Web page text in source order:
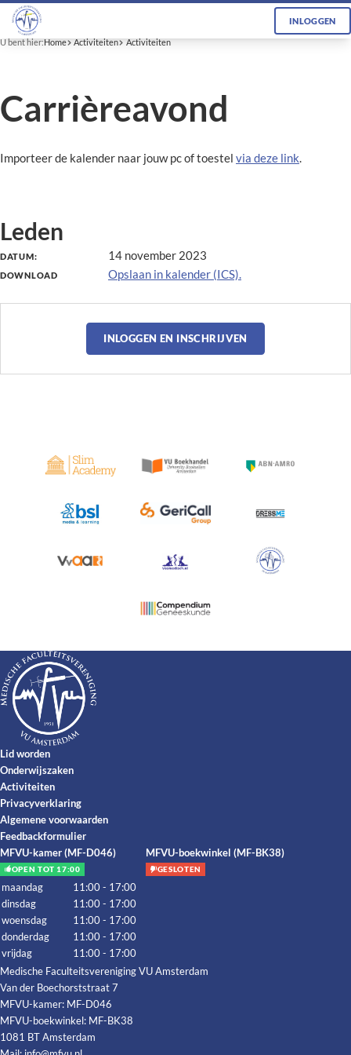
INLOGGEN
U bent hier:Home Activiteiten Activiteiten
Carrièreavond
Importeer de kalender naar jouw pc of toestel via deze link.
Leden
DATUM: 14 november 2023
DOWNLOAD Opslaan in kalender (ICS).
INLOGGEN EN INSCHRIJVEN
Lid worden
Onderwijszaken
Activiteiten
Privacyverklaring
Algemene voorwaarden
Feedbackformulier
MFVU-kamer (MF-D046)
OPEN TOT 17:00
maandag
11:00 - 17:00
dinsdag
11:00 - 17:00
woensdag
11:00 - 17:00
donderdag
11:00 - 17:00
vrijdag
11:00 - 17:00
MFVU-boekwinkel (MF-BK38)
GESLOTEN
Medische Faculteitsvereniging VU Amsterdam
Van der Boechorststraat 7
MFVU-kamer: MF-D046
MFVU-boekwinkel: MF-BK38
1081 BT Amsterdam